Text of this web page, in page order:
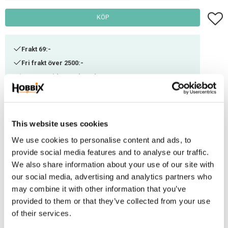
This website uses cookies
We use cookies to personalise content and ads, to
provide social media features and to analyse our traffic.
We also share information about your use of our site with
our social media, advertising and analytics partners who
may combine it with other information that you’ve
provided to them or that they’ve collected from your use
of their services.
KÖP Lägg
Frakt 69:-
Fri frakt över 2500:-
Leveranstid 1-3 arbetsdagar
Om du vill ha diamond paintings av högsta kvalitet med realistiskt motiv
som ger ett unikt och enastående resultat så är Diamond Dotz för
dig. Diamond Dotz är tavlor från en av världens största leverantörer inom
Diamond Painting. Dess stenar är jämna och anpassade i olika storlekar
och modeller för att få en effektfull nyansskiftning i tavlan. Väven är mjuk
och tät med tydliga markeringar för stenarna. Innehåller allt du behöver för
att skapa ditt alldeles egna mästerverk direkt: Färgtryckt tyg av hög kvalitet,